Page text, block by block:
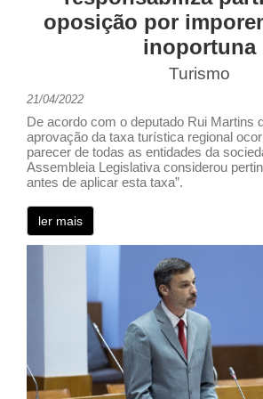
oposição por
inoportuna
Turismo
21/04/2022
De acordo com o deputado Rui Martins
aprovação da taxa turística regional
parecer de todas as entidades da
Assembleia Legislativa considerou
antes de aplicar esta taxa”.
ler mais